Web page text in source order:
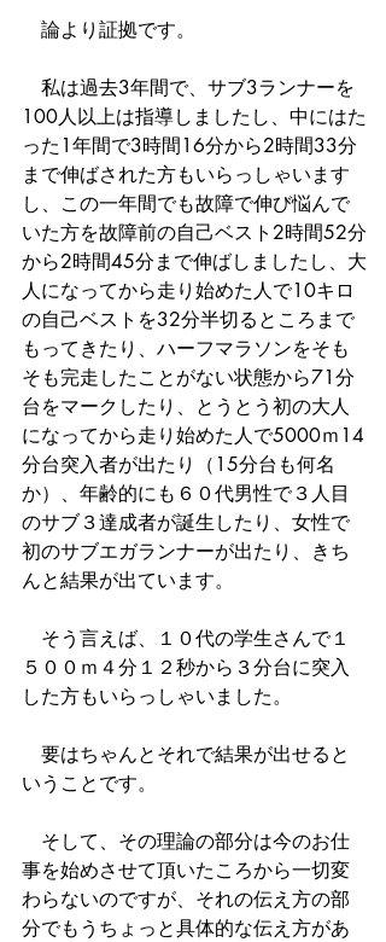
論より証拠です。
私は過去3年間で、サブ3ランナーを
100人以上は指導しましたし、中にはた
った1年間で3時間16分から2時間33分
まで伸ばされた方もいらっしゃいます
し、この一年間でも故障で伸び悩んで
いた方を故障前の自己ベスト2時間52分
から2時間45分まで伸ばしましたし、大
人になってから走り始めた人で10キロ
の自己ベストを32分半切るところまで
もってきたり、ハーフマラソンをそも
そも完走したことがない状態から71分
台をマークしたり、とうとう初の大人
になってから走り始めた人で5000ｍ14
分台突入者が出たり（15分台も何名
か）、年齢的にも６０代男性で３人目
のサブ３達成者が誕生したり、女性で
初のサブエガランナーが出たり、きち
んと結果が出ています。
そう言えば、１０代の学生さんで１
５００ｍ４分１２秒から３分台に突入
した方もいらっしゃいました。
要はちゃんとそれで結果が出せると
いうことです。
そして、その理論の部分は今のお仕
事を始めさせて頂いたころから一切変
わらないのですが、それの伝え方の部
分でもうちょっと具体的な伝え方があ